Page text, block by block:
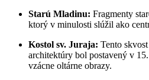
Starú Mladinu: Fragmenty
ktorý v minulosti slúžil ako⁢
Kostol sv. Juraja: Tento
architektúry bol postavený v
vzácne oltárne ‍obrazy.